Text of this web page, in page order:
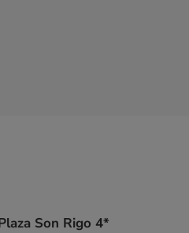
Son Rigo 4*